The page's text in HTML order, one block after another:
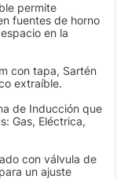
permite
fuentes de horno
en la
con tapa, Sartén
extraíble.
de Inducción que
Gas, Eléctrica,
con válvula de
un ajuste